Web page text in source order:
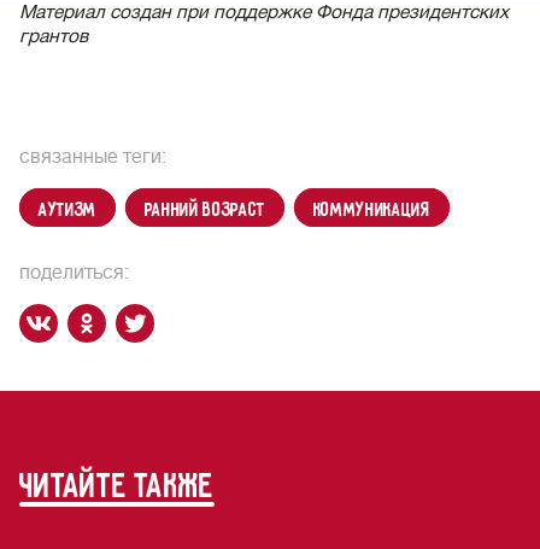
Материал создан при поддержке Фонда президентских
грантов
поделиться:
связанные теги:
аутизм ранний возраст коммуникация
читайте также